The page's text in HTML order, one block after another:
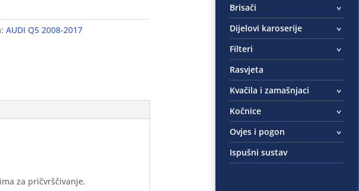
AUDI Q5 2008-2017
za pričvrščivanje.
Brisači
Dijelovi karoserije
Filteri
Rasvjeta
Kvačila i zamašnjaci
Kočnice
Ovjes i pogon
Ispušni sustav